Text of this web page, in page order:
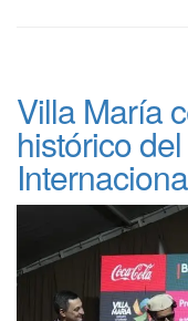
Villa María
histórico